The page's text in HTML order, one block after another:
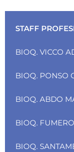
STAFF
BIOQ. VICCO
BIOQ. PONSO
BIOQ. ABDO
BIOQ.
BIOQ.